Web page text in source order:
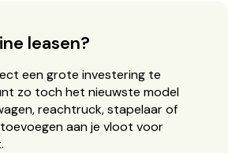
leasen?
een grote investering te
zo toch het nieuwste model
reachtruck, stapelaar of
aan je vloot voor